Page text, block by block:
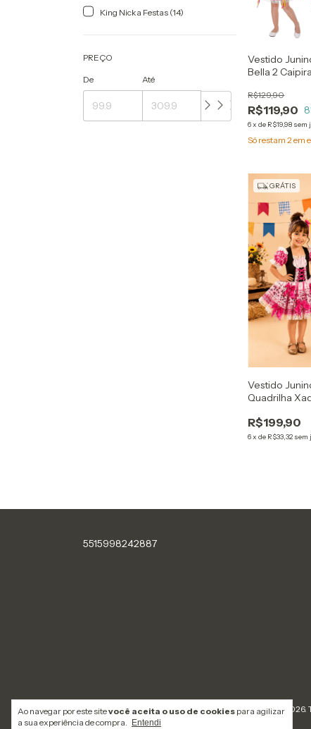
Ao navegar por este sitevocê aceita o uso de cookies para agilizar
a sua experiência de compra.
Entendi
King Nicka Festas (14)
PREÇO
De Até
Vestido
Bella 2
R$119,90
R$129,90
8
6xde R$19,98 sem
Só restam2 em
GRÁTIS
Vestido
Quadrilha
R$199,90
6xde R$33,32 sem
5515998242887
Copyright King Nicka - 2026.